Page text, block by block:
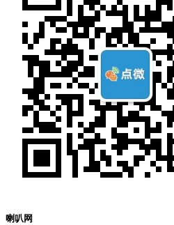
喇叭网